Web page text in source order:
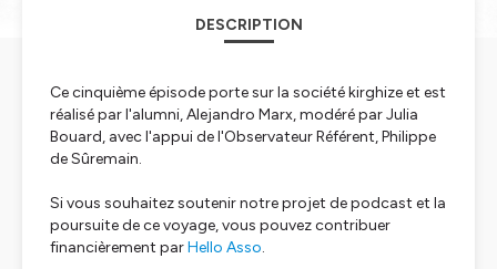
DESCRIPTION
Ce cinquième épisode porte sur la société kirghize et est
réalisé par l'alumni, Alejandro Marx, modéré par Julia
Bouard, avec l'appui de l'Observateur Référent, Philippe
de Sûremain.
Si vous souhaitez soutenir notre projet de podcast et la
poursuite de ce voyage, vous pouvez contribuer
financièrement parHello Asso.